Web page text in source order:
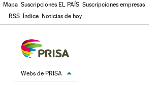
Mapa Suscripciones EL PAÍS Suscripciones empresas
RSS Índice Noticias de hoy
Webs de PRISA